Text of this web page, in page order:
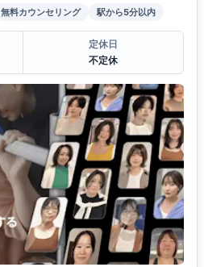
無料カウンセリング 駅から5分以内
定休日
不定休